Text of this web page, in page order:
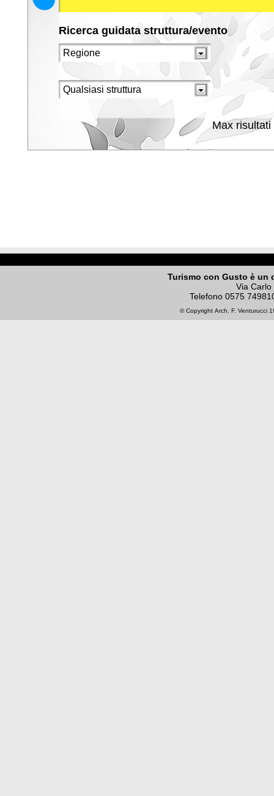
Ricerca guidata struttura/evento
Max risultati
Turismo con Gusto è un
Via
Telefono 0575
© Copyright Arch. F. Venturucci